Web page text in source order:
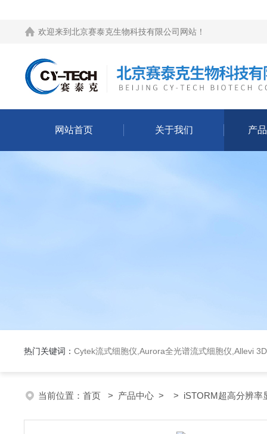
欢迎来到 北京赛泰克生物科技有限公司网站 ！
网站首页 关于我们 产
热门关键词： Cytek流式细胞仪,Aurora全光谱流式细胞仪,Allevi
当前位置： 首页 > 产品中心 > > iSTORM超高分辨率